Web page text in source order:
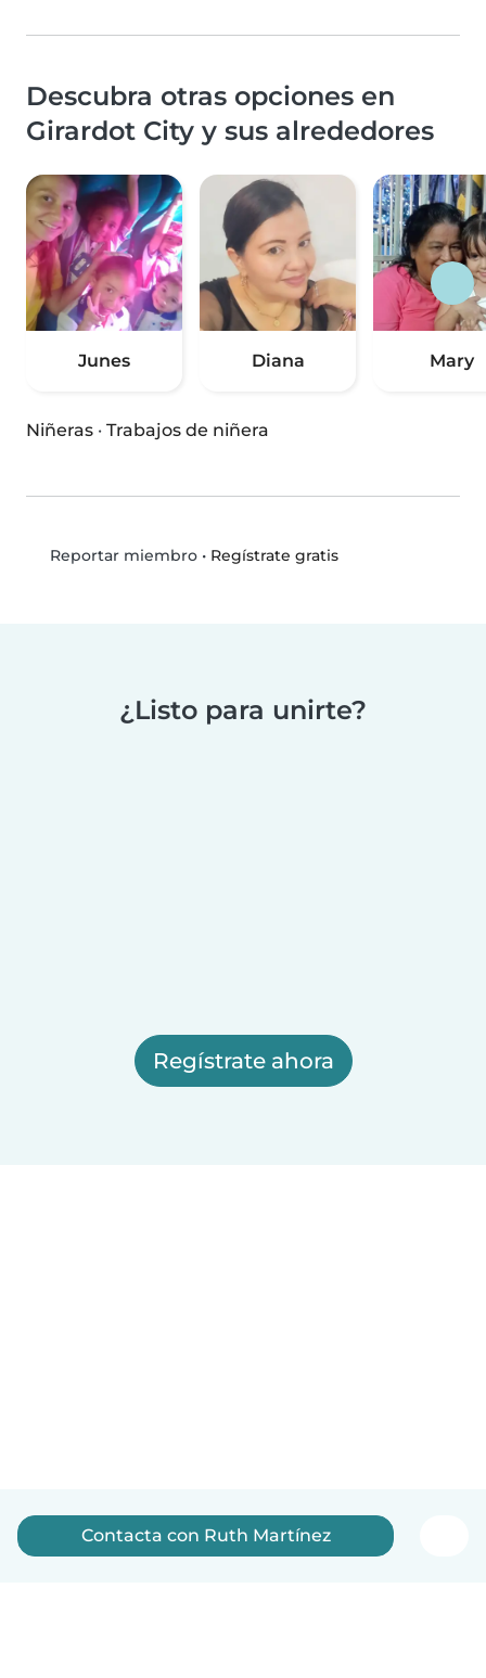
Descubra otras opciones en
Girardot City y sus alrededores
Junes Diana Mary
Niñeras · Trabajos de niñera
Reportar miembro• Regístrate gratis
¿Listo para unirte?
Regístrate ahora
Contacta con Ruth Martínez